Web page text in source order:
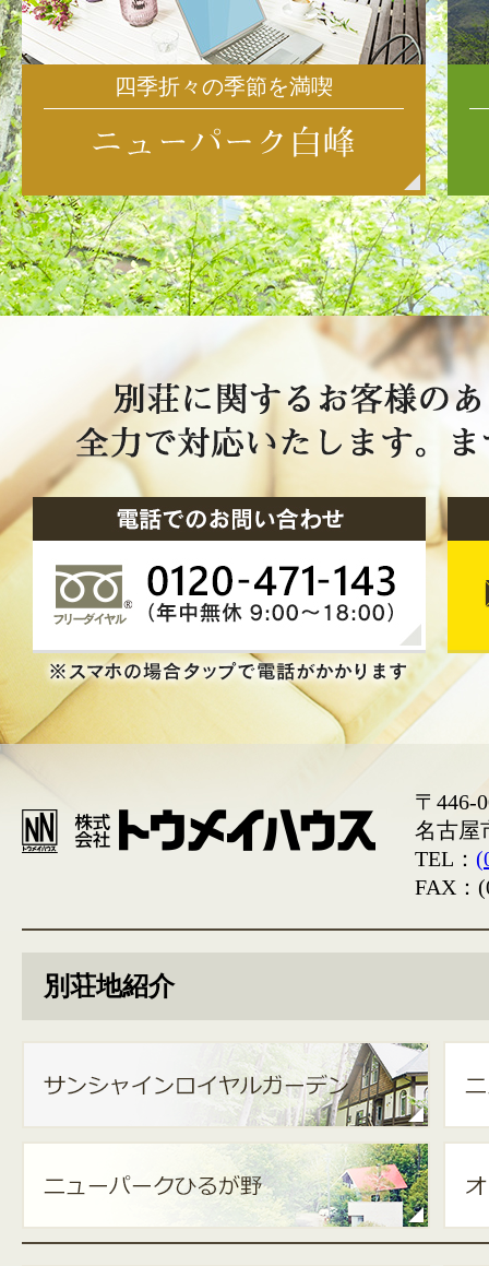
四季折々の季節を満喫
〒446-
名古屋
TEL：
FAX：
別荘地紹介